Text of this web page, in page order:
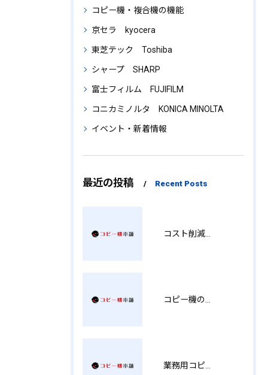
コピー機・複合機の機能
京セラ kyocera
東芝テック Toshiba
シャープ SHARP
富士フィルム FUJIFILM
コニカミノルタ KONICA MINOLTA
イベント・新着情報
最近の投稿 Recent Posts